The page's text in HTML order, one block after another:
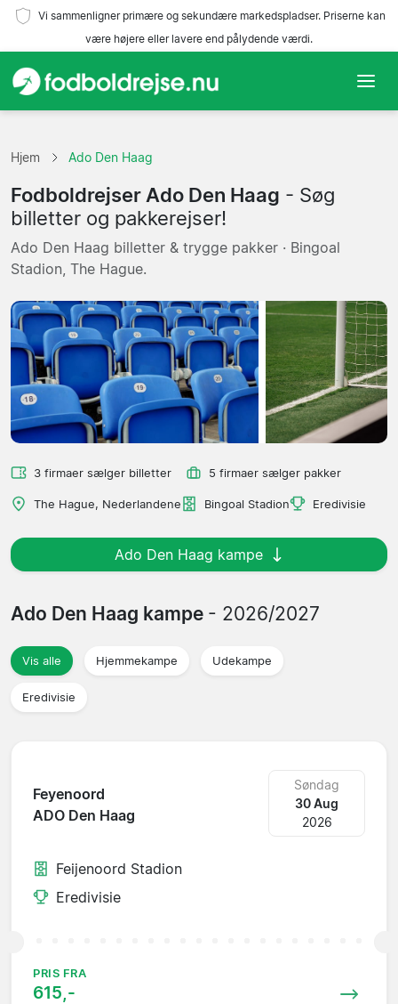
Vi sammenligner primære og sekundære markedspladser. Priserne kan
være højere eller lavere end pålydende værdi.
Hold
Ligaer
Rejsebureauer
Hjem Ado Den Haag
Fodboldrejser Ado Den Haag - Søg
billetter og pakkerejser!
Ado Den Haag billetter & trygge pakker · Bingoal
Stadion, The Hague.
3 firmaer sælger billetter 5 firmaer sælger pakker
The Hague, Nederlandene Bingoal Stadion Eredivisie
Ado Den Haag kampe
Ado Den Haag kampe - 2026/2027
Vis alle Hjemmekampe Udekampe
Eredivisie
Feyenoord
ADO Den Haag
Søndag
30 Aug
2026
Feijenoord Stadion
Eredivisie
PRIS FRA
615,-